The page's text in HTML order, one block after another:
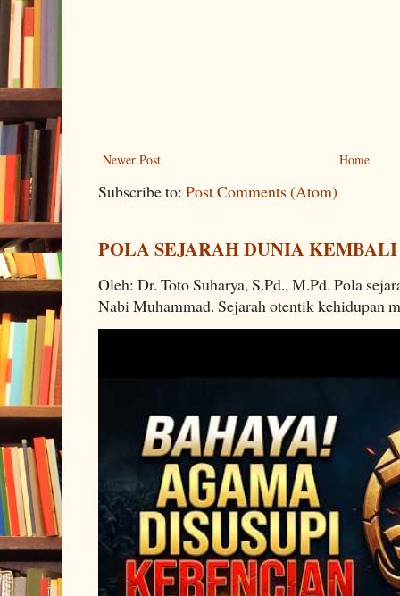
Newer Post Home
Subscribe to: Post Comments (Atom)
POLA SEJARAH DUNIA
Oleh: Dr. Toto Suharya, S.Pd., M.Pd. Pola
Nabi Muhammad. Sejarah otentik kehidupan